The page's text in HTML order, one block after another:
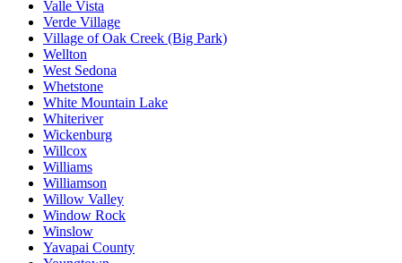
Valle Vista
Verde Village
Village of Oak Creek (Big Park)
Wellton
West Sedona
Whetstone
White Mountain Lake
Whiteriver
Wickenburg
Willcox
Williams
Williamson
Willow Valley
Window Rock
Winslow
Yavapai County